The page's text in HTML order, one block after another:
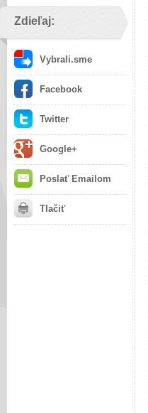
Zdieľaj:
Vybrali.sme
Facebook
Twitter
Google+
Poslať Emailom
Tlačiť